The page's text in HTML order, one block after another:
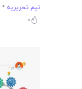
تیم تحریریه
0